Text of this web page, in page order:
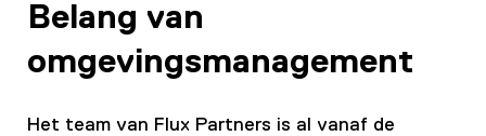
Belang van
omgevingsmanagement
Het team van Flux Partners is al vanaf de